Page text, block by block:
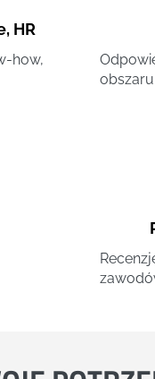
, HR
how,
obszaru